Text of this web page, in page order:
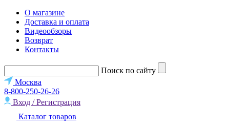
О магазине
Доставка и оплата
Видеообзоры
Возврат
Контакты
Поиск по сайту
Москва
8-800-250-26-26
Вход / Регистрация
Каталог товаров